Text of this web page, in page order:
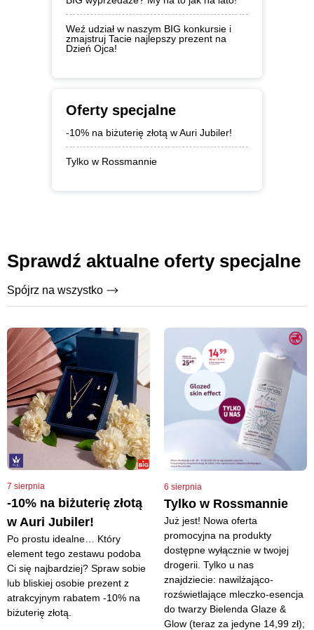
Weź udział w naszym BIG konkursie i
zmajstruj Tacie najlepszy prezent na
Dzień Ojca!
Oferty specjalne
-10% na biżuterię złotą w Auri Jubiler!
Tylko w Rossmannie
Sprawdź aktualne oferty specjalne
Spójrz na wszystko
7 sierpnia
-10% na biżuterię złotą
w Auri Jubiler!
Po prostu idealne… Który
element tego zestawu podoba
Ci się najbardziej? Spraw sobie
lub bliskiej osobie prezent z
atrakcyjnym rabatem -10% na
biżuterię złotą.
6 sierpnia
Tylko w Rossmannie
Już jest! Nowa oferta
promocyjna na produkty
dostępne wyłącznie w twojej
drogerii. Tylko u nas
znajdziecie: nawilżająco-
rozświetlające mleczko-esencja
do twarzy Bielenda Glaze &
Glow (teraz za jedyne 14,99 zł);